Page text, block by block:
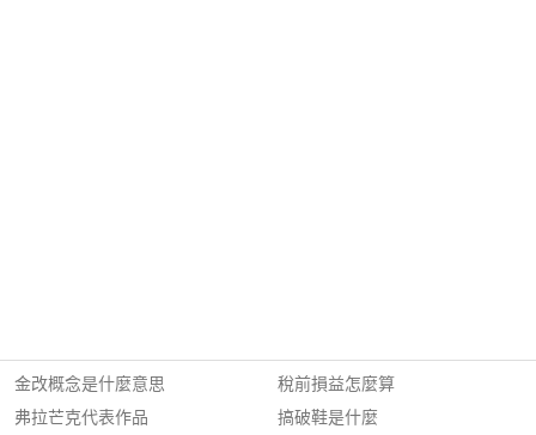
金改概念是什麼意思
弗拉芒克代表作品
稅前損益怎麼算
搞破鞋是什麼